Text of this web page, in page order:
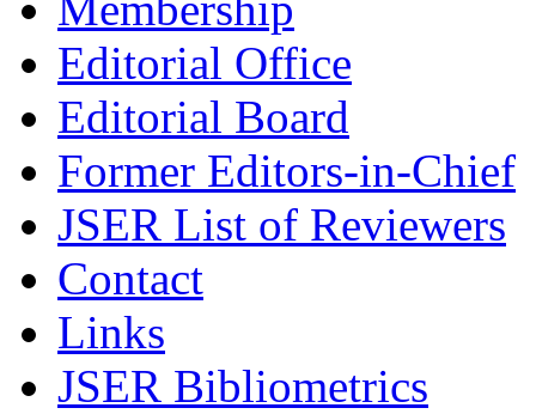
Editorial Office
Editorial Board
Former Editors-in-Chief
JSER List of Reviewers
Contact
Links
JSER Bibliometrics